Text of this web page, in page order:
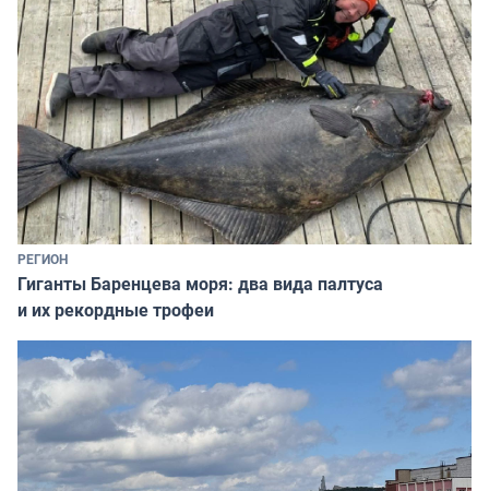
РЕГИОН
Гиганты Баренцева моря: два вида палтуса
и их рекордные трофеи